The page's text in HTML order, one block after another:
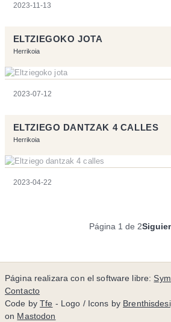
2023-11-13
ELTZIEGOKO JOTA
Herrikoia
2023-07-12
ELTZIEGO DANTZAK 4 CALLES
Herrikoia
2023-04-22
Página 1 de 2
Página realizara con el software libre:
Contacto
Code byTfe - Logo / Icons by
on Mastodon